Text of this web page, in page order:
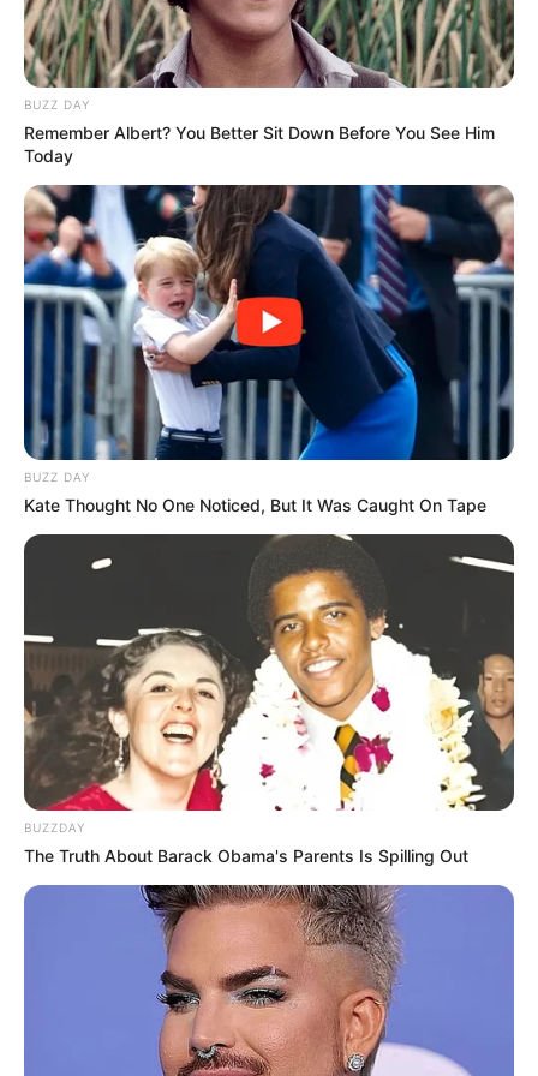
www.ss-passat.com.
Weitere Ausflugsziele und Sehenswürdigkeiten sind
in der erweiterten
unterTagesausflugsziele für Grömitzzu finden. Es
gibt die Möglichkeit fehlende
gen.
Veranstaltung Grömitz eintragen
Hier geht es zu den schönsten Ausflugszielen in
ganz Deutschland
schönsten Ausflugszielen in Deutschlandgehören
BUZZ DAY
Remember Albert? You Better Sit Down Before You See Him
Today
BUZZ DAY
Kate Thought No One Noticed, But It Was Caught On Tape
BUZZDAY
The Truth About Barack Obama's Parents Is Spilling Out